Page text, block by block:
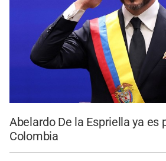
Abelardo De la Espriella ya es
Colombia